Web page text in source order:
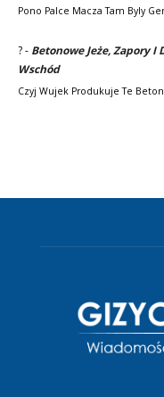
Pono Palce Macza Tam Byly
?- Betonowe Jeże, Zapory I
Wschód
Czyj Wujek Produkuje Te